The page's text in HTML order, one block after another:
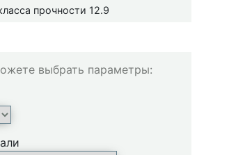
прочности 12.9
выбрать параметры: